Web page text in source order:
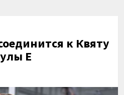
к Квяту
Е